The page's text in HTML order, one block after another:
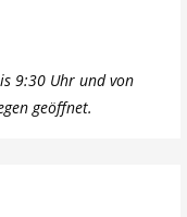
9:30 Uhr und von
geöffnet.